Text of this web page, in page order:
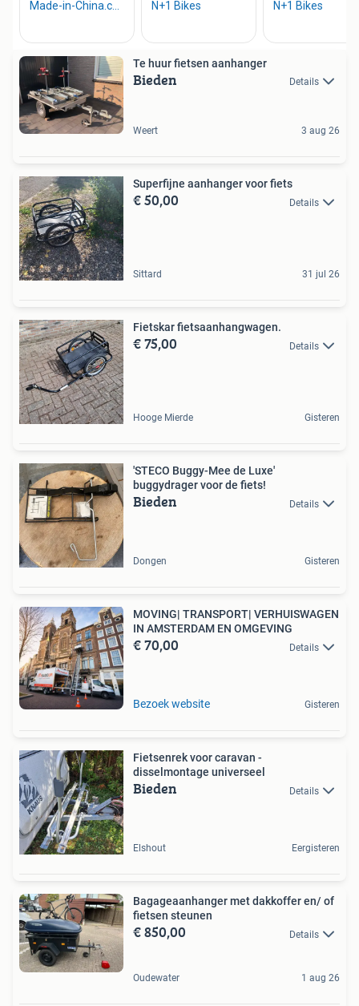
Te huur fietsen aanhanger
Bieden Details
Weert 3 aug 26
Superfijne aanhanger voor fiets
€ 50,00 Details
Sittard 31 jul 26
Fietskar fietsaanhangwagen.
€ 75,00 Details
Hooge Mierde Gisteren
'STECO Buggy-Mee de Luxe'
buggydrager voor de fiets!
Bieden Details
Dongen Gisteren
MOVING| TRANSPORT| VERHUISWAGEN
IN AMSTERDAM EN OMGEVING
€ 70,00 Details
Bezoek website Gisteren
Fietsenrek voor caravan -
disselmontage universeel
Bieden Details
Elshout Eergisteren
Bagageaanhanger met dakkoffer en/ of
fietsen steunen
€ 850,00 Details
Oudewater 1 aug 26